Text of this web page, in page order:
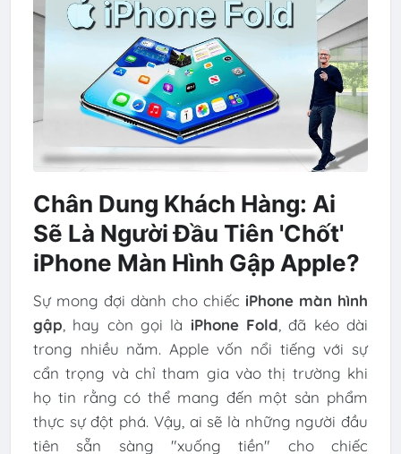
Chân Dung Khách Hàng: Ai
Sẽ Là Người Đầu Tiên 'Chốt'
iPhone Màn Hình Gập Apple?
Sự mong đợi dành cho chiếc iPhone màn hình
gập, hay còn gọi là iPhone Fold, đã kéo dài
trong nhiều năm. Apple vốn nổi tiếng với sự
cẩn trọng và chỉ tham gia vào thị trường khi
họ tin rằng có thể mang đến một sản phẩm
thực sự đột phá. Vậy, ai sẽ là những người đầu
tiên sẵn sàng "xuống tiền" cho chiếc